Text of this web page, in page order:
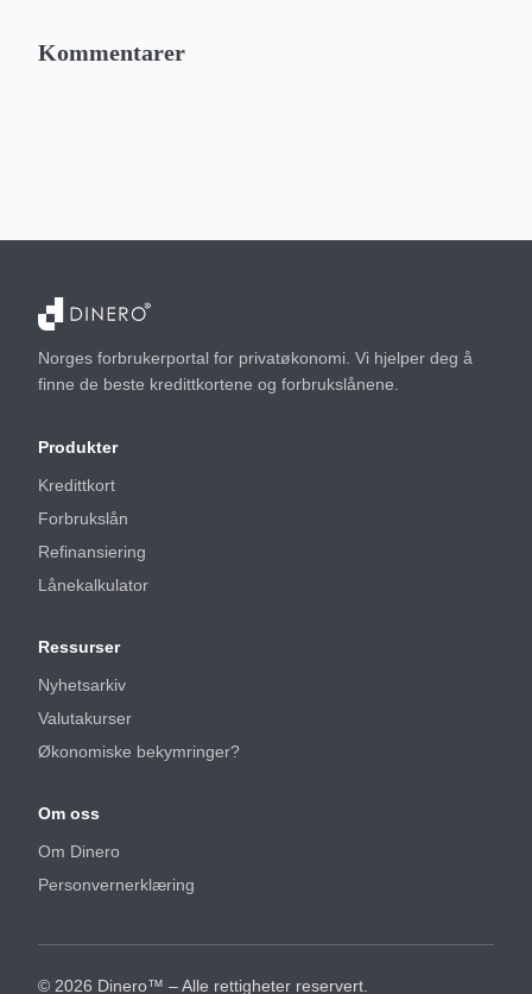
Kommentarer
Norges forbrukerportal for privatøkonomi. Vi hjelper deg å
finne de beste kredittkortene og forbrukslånene.
Produkter
Kredittkort
Forbrukslån
Refinansiering
Lånekalkulator
Ressurser
Nyhetsarkiv
Valutakurser
Økonomiske bekymringer?
Om oss
Om Dinero
Personvernerklæring
© 2026 Dinero™ – Alle rettigheter reservert.